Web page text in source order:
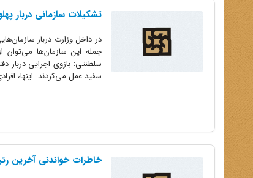
تشکیلات سازمانی دربار
در داخل وزارت دربار
سلطنتی: بازوی اجرایی دربار
سفید عمل می‌کردند. اینها،
خاطرات خواندنی آخرین